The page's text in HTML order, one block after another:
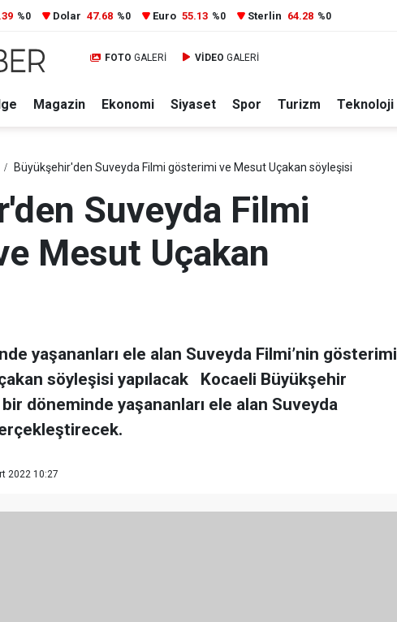
%0 Dolar 47.68 %0 Euro 55.13 %0 Sterlin 64.28 %0
FOTO GALERİ VİDEO GALERİ
Magazin Ekonomi Siyaset Spor Turizm Teknoloji
Büyükşehir'den Suveyda Filmi gösterimi ve Mesut Uçakan söyleşisi
Suveyda Filmi
Mesut Uçakan
yaşananları ele alan Suveyda Filmi’nin gösterimi
söyleşisi yapılacak Kocaeli Büyükşehir
döneminde yaşananları ele alan Suveyda
2022 10:27